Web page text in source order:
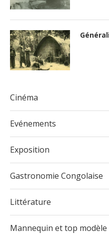
Cinéma
Evénements
Exposition
Gastronomie Congolaise
Littérature
Mannequin et top modèle